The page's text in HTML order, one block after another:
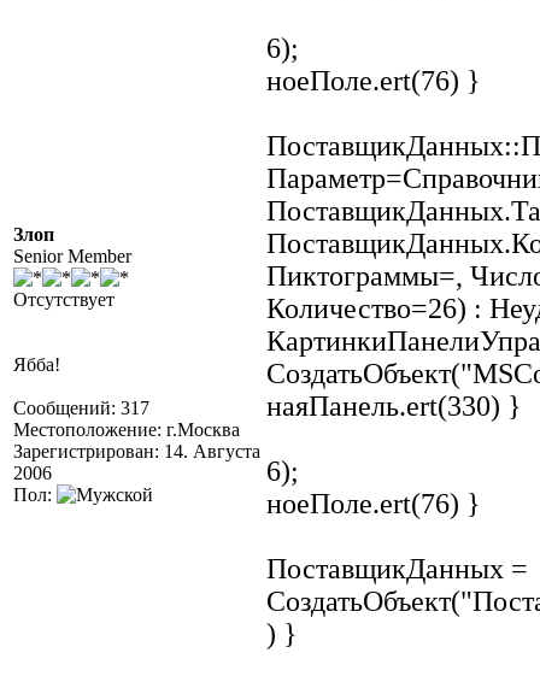
Злоп
Senior Member
Отсутствует
Ябба!
Сообщений: 317
Местоположение: г.Москва
Зарегистрирован: 14. Августа
2006
Пол:
6);
ноеПоле.ert(76) }
Пиктограммы=,
Количество=26) :
наяПанель.ert(330) }
6);
ноеПоле.ert(76) }
ПоставщикДанных =
) }